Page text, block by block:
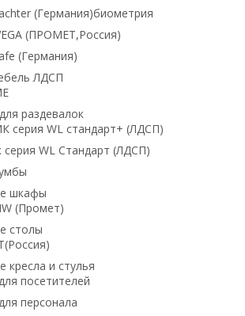
(Германия)биометрия
(ПРОМЕТ,Россия)
(Германия)
ЛДСП
раздевалок
серия WL стандарт+ (ЛДСП)
серия WL Стандарт (ЛДСП)
шкафы
(Промет)
столы
кресла и стулья
посетителей
персонала